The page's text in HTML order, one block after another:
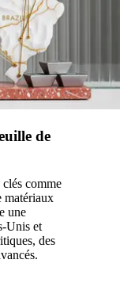
de
comme
matériaux
une
et
des